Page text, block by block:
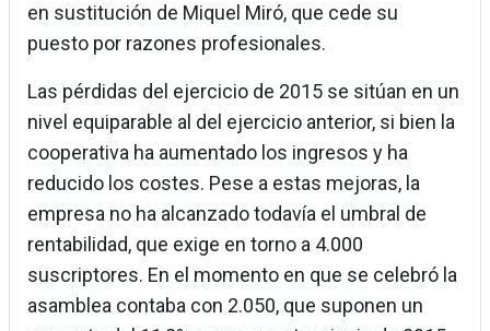
en sustitución de Miquel Miró, que cede su
puesto por razones profesionales.
Las pérdidas del ejercicio de 2015 se sitúan en un
nivel equiparable al del ejercicio anterior, si bien la
cooperativa ha aumentado los ingresos y ha
reducido los costes. Pese a estas mejoras, la
empresa no ha alcanzado todavía el umbral de
rentabilidad, que exige en torno a 4.000
suscriptores. En el momento en que se celebró la
asamblea contaba con 2.050, que suponen un